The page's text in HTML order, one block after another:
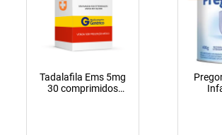
Tadalafila Ems 5mg
30 comprimidos